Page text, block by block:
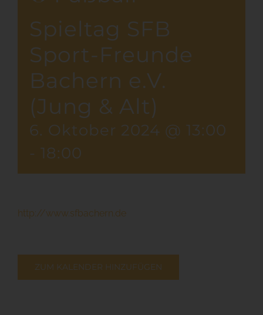
Spieltag SFB
Sport-Freunde
Bachern e.V.
(Jung & Alt)
6. Oktober 2024 @ 13:00
- 18:00
http://www.sfbachern.de
ZUM KALENDER HINZUFÜGEN